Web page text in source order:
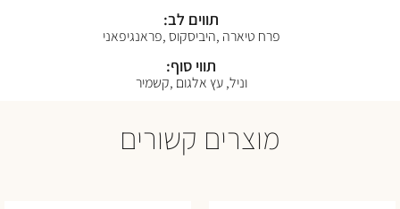
תווים לב:
פרח טיארה ,היביסקוס ,פראנגיפאני
תווי סוף:
וניל, עץ אלגום ,קשמיר
מוצרים קשורים